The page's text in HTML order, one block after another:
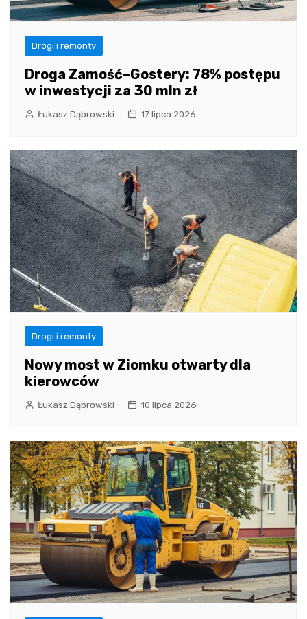
Drogi i remonty
Droga Zamość–Gostery: 78% postępu
w inwestycji za 30 mln zł
Łukasz Dąbrowski 17 lipca 2026
Drogi i remonty
Nowy most w Ziomku otwarty dla
kierowców
Łukasz Dąbrowski 10 lipca 2026